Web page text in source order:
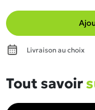
Livraison au choix
Tout savoir